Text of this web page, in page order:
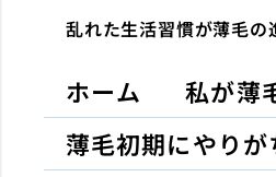
乱れた生活習慣が薄毛
ホーム 私が薄
薄毛初期にやり